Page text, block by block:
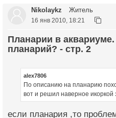
Nikolaykz Житель
16 янв 2010, 18:21
Планарии в аквариуме. Как избавиться от
планарий? - стр. 2
alex7806
По описанию на планарию
вот и решил наверное икоркой
если планария ,то